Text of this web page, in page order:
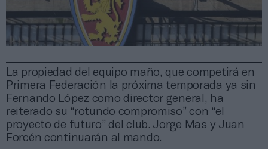
La propiedad del equipo maño, que competirá en
Primera Federación la próxima temporada ya sin
Fernando López como director general, ha
reiterado su “rotundo compromiso” con “el
proyecto de futuro” del club. Jorge Mas y Juan
Forcén continuarán al mando.